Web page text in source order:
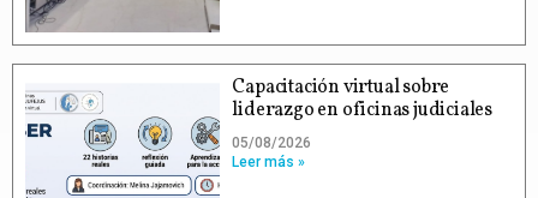
Capacitación virtual sobre
liderazgo en oficinas judiciales
05/08/2026
Leer más »